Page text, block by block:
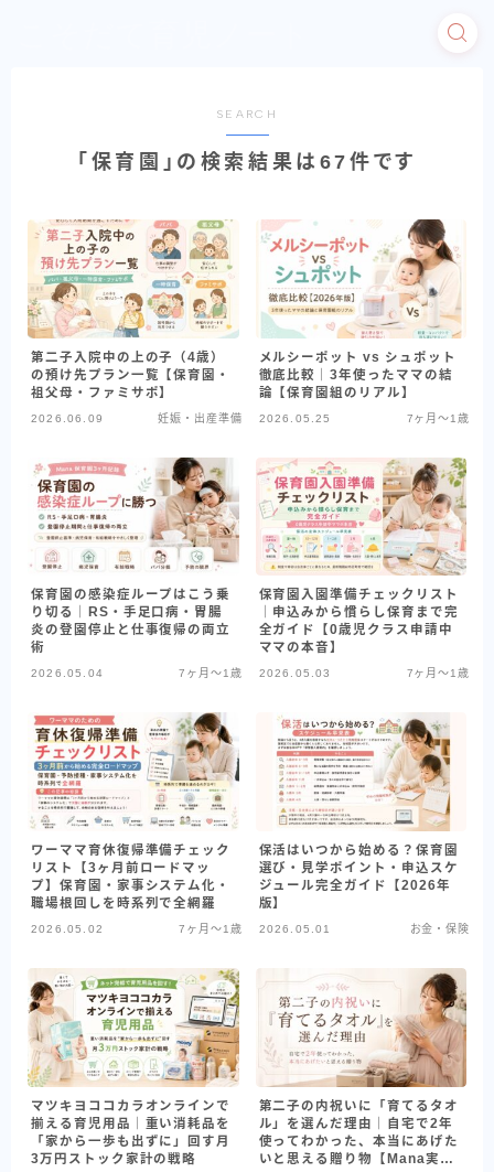
SEARCH
「保育園」の検索結果は67件です
第二子入院中の上の子（4歳）
の預け先プラン一覧【保育園・
祖父母・ファミサポ】
2026.06.09 妊娠・出産準備
メルシーポット vs シュポット
徹底比較｜3年使ったママの結
論【保育園組のリアル】
2026.05.25 7ヶ月〜1歳
保育園の感染症ループはこう乗
り切る｜RS・手足口病・胃腸
炎の登園停止と仕事復帰の両立
術
2026.05.04 7ヶ月〜1歳
保育園入園準備チェックリスト
｜申込みから慣らし保育まで完
全ガイド【0歳児クラス申請中
ママの本音】
2026.05.03 7ヶ月〜1歳
ワーママ育休復帰準備チェック
リスト【3ヶ月前ロードマッ
プ】保育園・家事システム化・
職場根回しを時系列で全網羅
2026.05.02 7ヶ月〜1歳
保活はいつから始める？保育園
選び・見学ポイント・申込スケ
ジュール完全ガイド【2026年
版】
2026.05.01 お金・保険
マツキヨココカラオンラインで
揃える育児用品｜重い消耗品を
「家から一歩も出ずに」回す月
3万円ストック家計の戦略
第二子の内祝いに「育てるタオ
ル」を選んだ理由｜自宅で2年
使ってわかった、本当にあげた
いと思える贈り物【Mana実